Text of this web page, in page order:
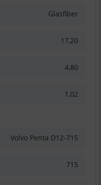
Glasfiber
17,20
4,80
1,02
Volvo Penta D12-715
715